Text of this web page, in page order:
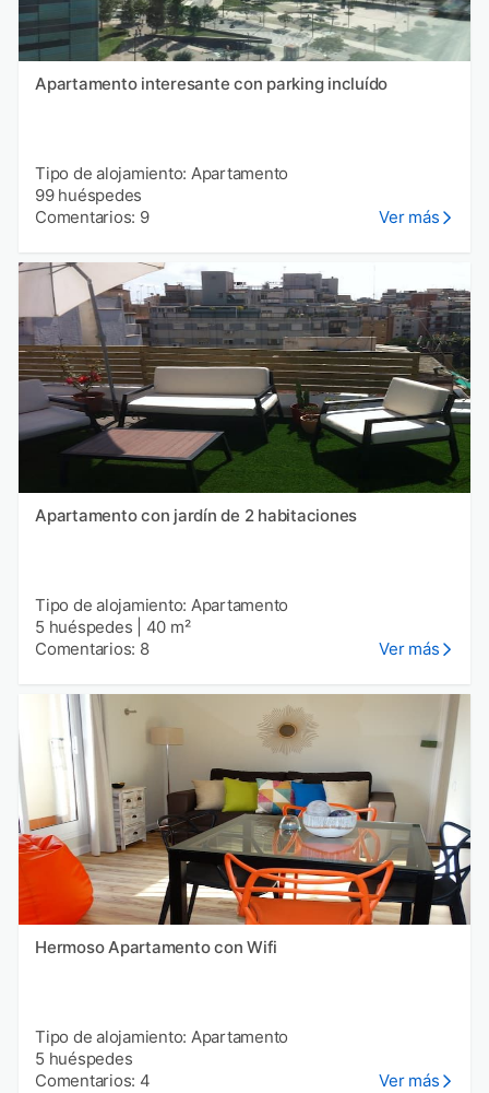
Apartamento interesante con parking incluído
Tipo de alojamiento: Apartamento
99 huéspedes
Comentarios: 9
Ver más
Apartamento con jardín de 2 habitaciones
Tipo de alojamiento: Apartamento
5 huéspedes
40 m²
Comentarios: 8
Ver más
Hermoso Apartamento con Wifi
Tipo de alojamiento: Apartamento
5 huéspedes
Comentarios: 4
Ver más